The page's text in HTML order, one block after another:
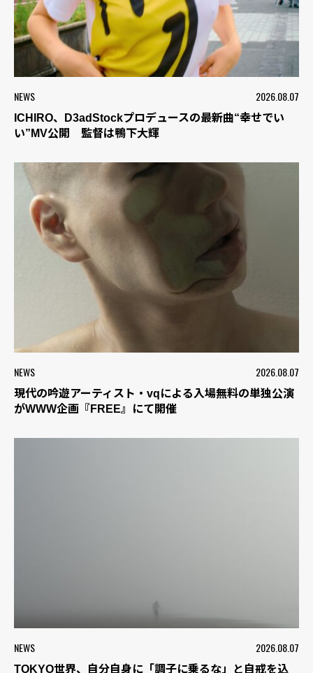
NEWS 2026.08.07
ICHIRO、D3adStockプロデュースの最新曲“幸せでい
い”MV公開 監督は鴨下大輝
NEWS 2026.08.07
現代の吟遊アーティスト・vqによる入場無料の単独公演
がWWW企画『FREE』にて開催
NEWS 2026.08.07
TOKYO世界、自分自身に「調子に乗るな」と自戒を込